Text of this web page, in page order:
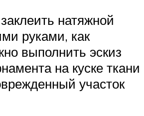
натяжной
руками, как
выполнить эскиз
на куске ткани
участок